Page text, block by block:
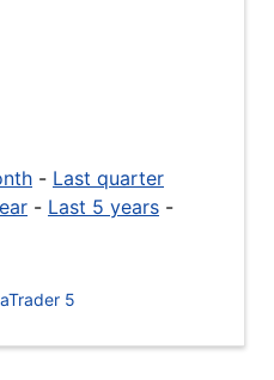
- Last quarter
- Last 5 years -
5